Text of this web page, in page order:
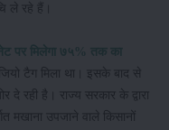
ले रहे हैं।
पर मिलेगा ७५% तक का
टैग मिला था। इसके बाद से
दे रही है। राज्य सरकार के द्वारा
मखाना उपजाने वाले किसानों